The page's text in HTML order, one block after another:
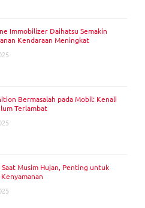
Immobilizer Daihatsu Semakin
Kendaraan Meningkat
Bermasalah pada Mobil: Kenali
Terlambat
Musim Hujan, Penting untuk